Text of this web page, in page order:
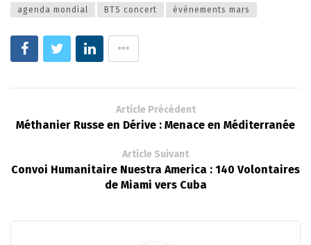
agenda mondial
BTS concert événements mars
Article Précédent
Méthanier Russe en Dérive : Menace en Méditerranée
Article Suivant
Convoi Humanitaire Nuestra America : 140 Volontaires
de Miami vers Cuba